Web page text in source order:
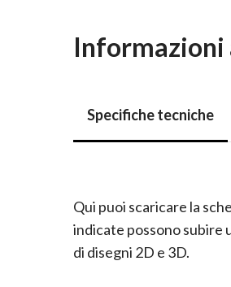
Informazioni
Specifiche tecniche
Qui puoi scaricare la
indicate possono subire
di disegni 2D e 3D.